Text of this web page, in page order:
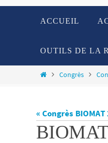
ACCUEIL
OUTILS DE LA
HomeCongrès
« Congrès BIOMAT